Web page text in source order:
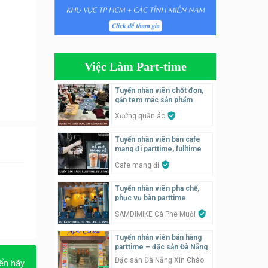
hãy
Tuyển nhân viên tiếp thực,
phục vụ bàn
– hỗ trợ ăn ở
Quán bánh đa cua
parttime
Tuyển nhân viên bán hàng
parttime
Húp Tea
Tuyển nhân viên pha chế
tiệm trà sữa
TRÀ SỮA THÁI LAN
Việc Làm Part-time
Tuyển nhân viên chốt đơn,
gắn tem mác sản phẩm
Xưởng quần áo
Tuyển nhân viên bán cafe
mang đi parttime, fulltime
Cafe mang đi
Tuyển nhân viên pha chế,
phục vụ bàn parttime
SAMDIMIKE Cà Phê Muối
Tuyển nhân viên bán hàng
parttime – đặc sản Đà Nẵng
Đặc sản Đà Nẵng Xin Chào